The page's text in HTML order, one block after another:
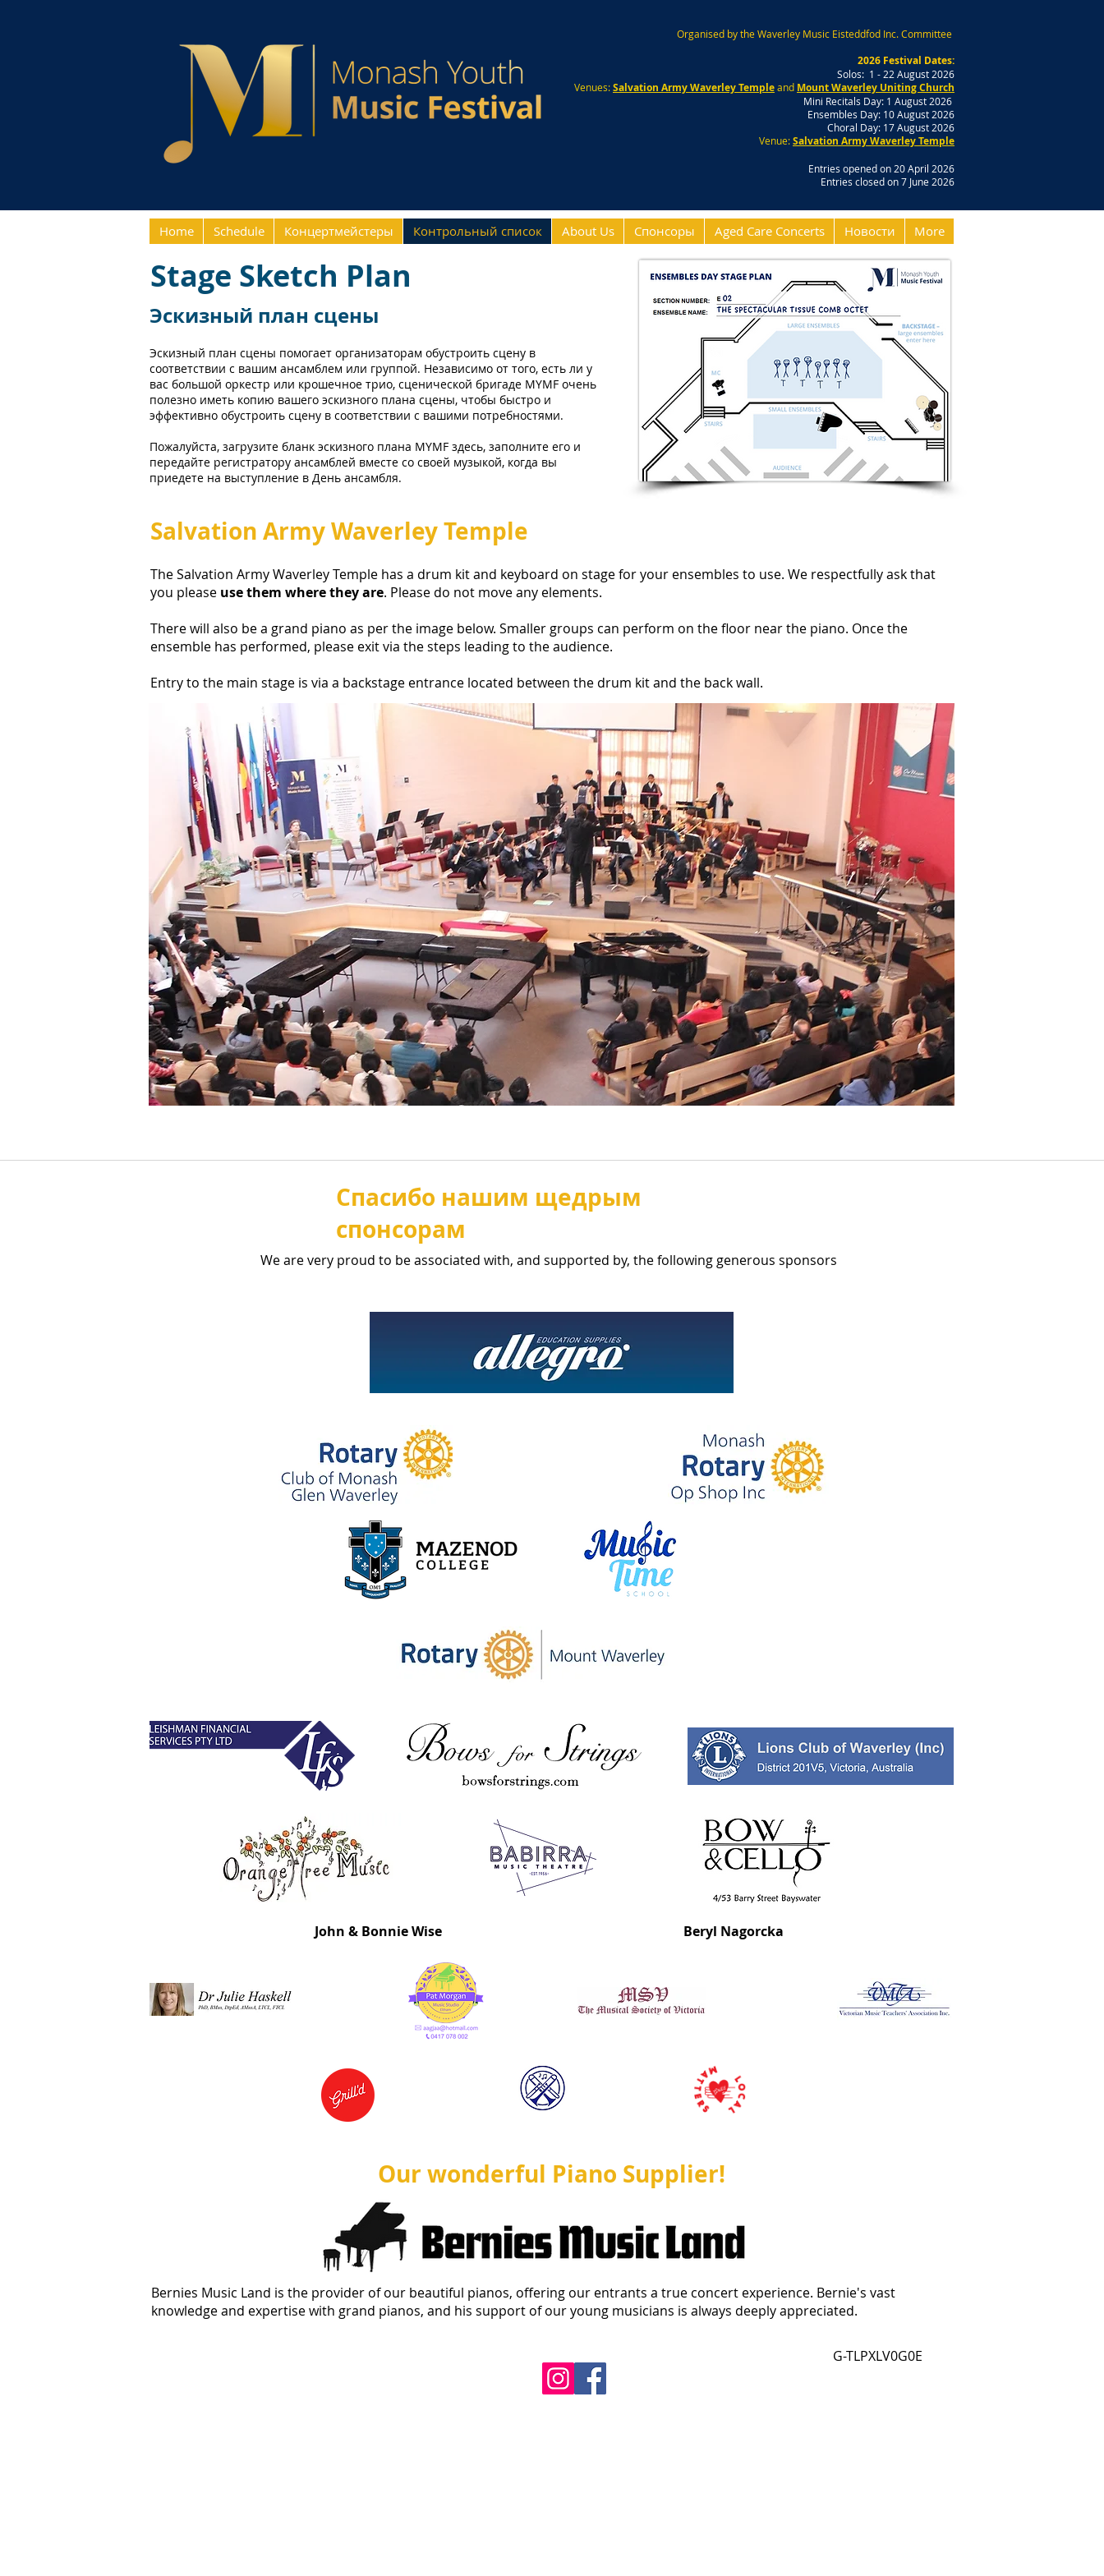
Organised by the Waverley Music Eisteddfod Inc. Committee
2026 Festival Dates:
Solos: 1 - 22 August 2026
Venues:Salvation Army Waverley Templeand Mount Waverley Uniting Church
Mini Recitals Day: 1 August 2026
Ensembles Day: 10 August 2026
Choral Day: 17 August 2026
Venue:Salvation Army Waverley Temple
Entries opened on 20 April 2026
Entries closed on 7 June 2026
Home Schedule Концертмейстеры Контрольный список About Us Спонсоры Aged Care Concerts Новости More
Stage Sketch Plan
Эскизный план сцены
Эскизный план сцены помогает организаторам обустроить сцену в
соответствии с вашим ансамблем или группой. Независимо от того, есть ли у
вас большой оркестр или крошечное трио, сценической бригаде MYMF очень
полезно иметь копию вашего эскизного плана сцены, чтобы быстро и
эффективно обустроить сцену в соответствии с вашими потребностями.
Пожалуйста, загрузите бланк эскизного плана MYMF здесь, заполните его и
передайте регистратору ансамблей вместе со своей музыкой, когда вы
приедете на выступление в День ансамбля.
Salvation Army Waverley Temple
The Salvation Army Waverley Temple has a drum kit and keyboard on stage for your ensembles to use. We respectfully ask that
you please use them where they are. Please do not move any elements.
There will also be a grand piano as per the image below. Smaller groups can perform on the floor near the piano. Once the
ensemble has performed, please exit via the steps leading to the audience.
Entry to the main stage is via a backstage entrance located between the drum kit and the back wall.
Спасибо нашим щедрым
спонсорам
We are very proud to be associated with, and supported by, the following generous sponsors
John & Bonnie Wise Beryl Nagorcka
Our wonderful Piano Supplier!
Bernies Music Land is the provider of our beautiful pianos, offering our entrants a true concert experience. Bernie's vast
knowledge and expertise with grand pianos, and his support of our young musicians is always deeply appreciated.
G-TLPXLV0G0E